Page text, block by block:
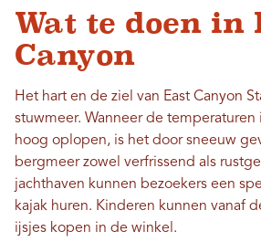
Wat te doen in
Canyon
Het hart en de ziel van East Canyon
stuwmeer. Wanneer de temperaturen
hoog oplopen, is het door sneeuw
bergmeer zowel verfrissend als
jachthaven kunnen bezoekers een
kajak huren. Kinderen kunnen vanaf
ijsjes kopen in de winkel.